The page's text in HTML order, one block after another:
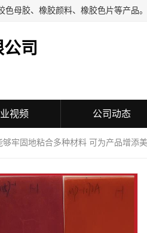
司
视频 公司动态
牢固地粘合多种材料 可为产品增添